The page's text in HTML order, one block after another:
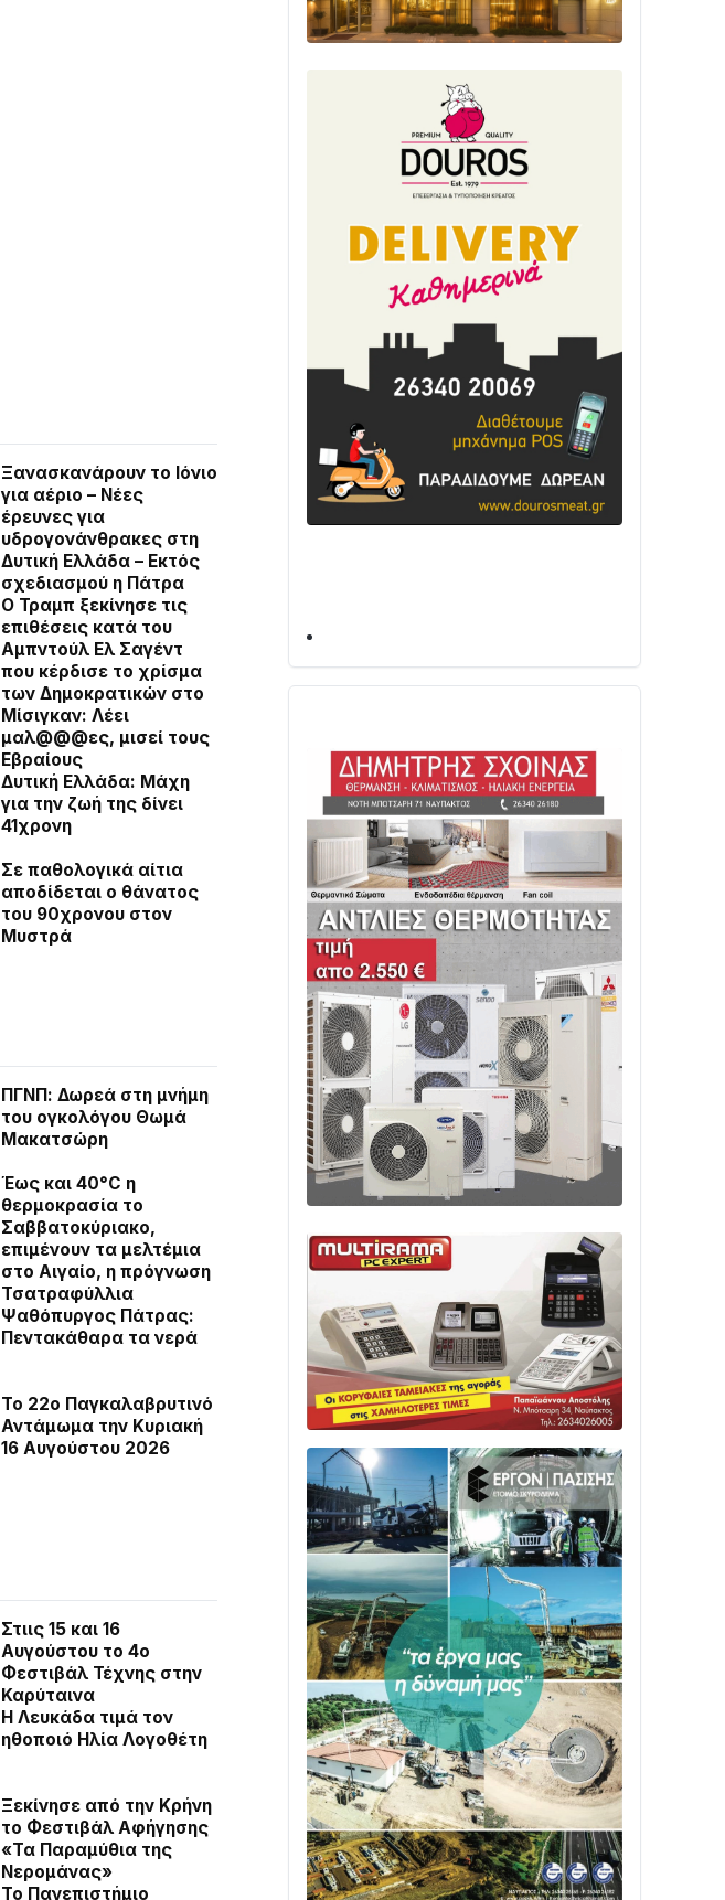
Ξανασκανάρουν το Ιόνιο
για αέριο – Νέες
έρευνες για
υδρογονάνθρακες στη
Δυτική Ελλάδα – Εκτός
σχεδιασμού η Πάτρα
O Τραμπ ξεκίνησε τις
επιθέσεις κατά του
Αμπντούλ Ελ Σαγέντ
που κέρδισε το χρίσμα
των Δημοκρατικών στο
Μίσιγκαν: Λέει
μαλ@@@ες, μισεί τους
Εβραίους
Δυτική Ελλάδα: Μάχη
για την ζωή της δίνει
41χρονη
Σε παθολογικά αίτια
αποδίδεται ο θάνατος
του 90χρονου στον
Μυστρά
ΠΓΝΠ: Δωρεά στη μνήμη
του ογκολόγου Θωμά
Μακατσώρη
Έως και 40°C η
θερμοκρασία το
Σαββατοκύριακο,
επιμένουν τα μελτέμια
στο Αιγαίο, η πρόγνωση
Τσατραφύλλια
Ψαθόπυργος Πάτρας:
Πεντακάθαρα τα νερά
Το 22ο Παγκαλαβρυτινό
Αντάμωμα την Κυριακή
16 Αυγούστου 2026
Στιις 15 και 16
Αυγούστου το 4ο
Φεστιβάλ Τέχνης στην
Καρύταινα
Η Λευκάδα τιμά τον
ηθοποιό Ηλία Λογοθέτη
Ξεκίνησε από την Κρήνη
το Φεστιβάλ Αφήγησης
«Τα Παραμύθια της
Νερομάνας»
Το Πανεπιστήμιο